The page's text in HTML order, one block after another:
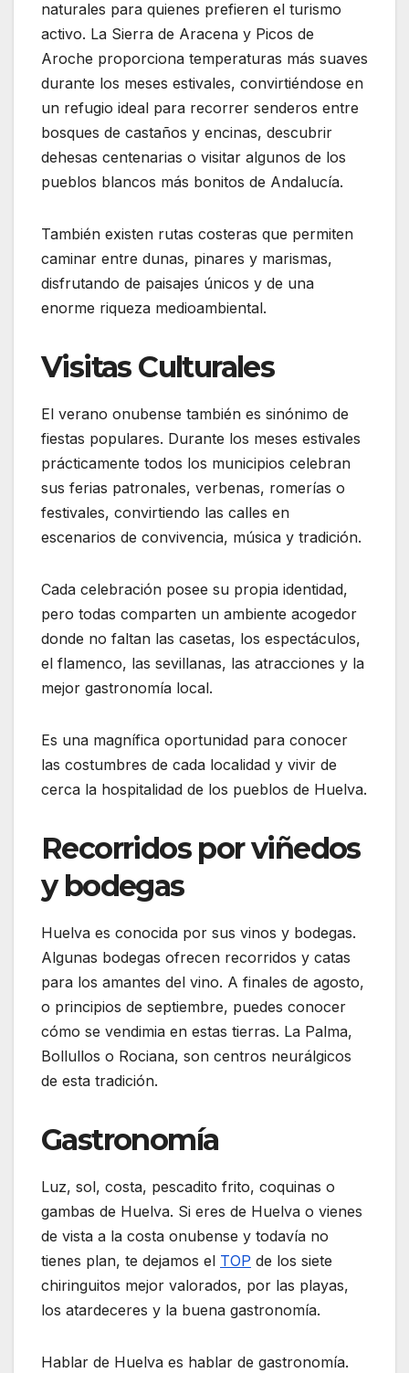
naturales para quienes prefieren el turismo
activo. La Sierra de Aracena y Picos de
Aroche proporciona temperaturas más suaves
durante los meses estivales, convirtiéndose en
un refugio ideal para recorrer senderos entre
bosques de castaños y encinas, descubrir
dehesas centenarias o visitar algunos de los
pueblos blancos más bonitos de Andalucía.
También existen rutas costeras que permiten
caminar entre dunas, pinares y marismas,
disfrutando de paisajes únicos y de una
enorme riqueza medioambiental.
Visitas Culturales
El verano onubense también es sinónimo de
fiestas populares. Durante los meses estivales
prácticamente todos los municipios celebran
sus ferias patronales, verbenas, romerías o
festivales, convirtiendo las calles en
escenarios de convivencia, música y tradición.
Cada celebración posee su propia identidad,
pero todas comparten un ambiente acogedor
donde no faltan las casetas, los espectáculos,
el flamenco, las sevillanas, las atracciones y la
mejor gastronomía local.
Es una magnífica oportunidad para conocer
las costumbres de cada localidad y vivir de
cerca la hospitalidad de los pueblos de Huelva.
Recorridos por viñedos
y bodegas
Huelva es conocida por sus vinos y bodegas.
Algunas bodegas ofrecen recorridos y catas
para los amantes del vino. A finales de agosto,
o principios de septiembre, puedes conocer
cómo se vendimia en estas tierras. La Palma,
Bollullos o Rociana, son centros neurálgicos
de esta tradición.
Gastronomía
Luz, sol, costa, pescadito frito, coquinas o
gambas de Huelva. Si eres de Huelva o vienes
de vista a la costa onubense y todavía no
tienes plan, te dejamos el TOP de los siete
chiringuitos mejor valorados, por las playas,
los atardeceres y la buena gastronomía.
Hablar de Huelva es hablar de gastronomía.